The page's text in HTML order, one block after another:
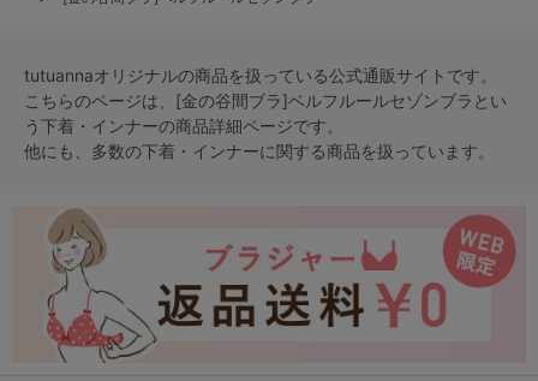
tutuannaオリジナルの商品を扱っている公式通販サイトです。
こちらのページは、[金の谷間ブラ]ベルフルールセゾンブラとい
う下着・インナーの商品詳細ページです。
他にも、多数の下着・インナーに関する商品を扱っています。